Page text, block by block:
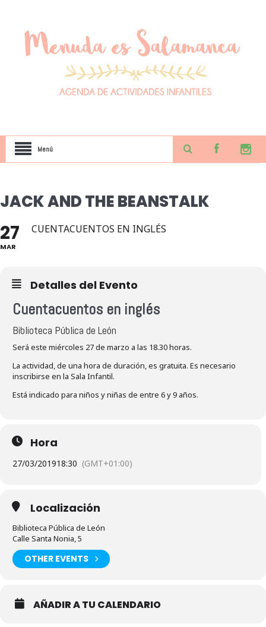
Menú
JACK AND THE BEANSTALK
27
MAR
CUENTACUENTOS EN INGLÉS
Detalles del Evento
Cuentacuentos en inglés
Biblioteca Pública de León
Será este miércoles 27 de marzo a las 18.30 horas.
La actividad, de una hora de duración, es gratuita. Es necesario
inscribirse en la Sala Infantil.
Está indicado para niños y niñas de entre 6 y 9 años.
Hora
27/03/201918:30 (GMT+01:00)
Localización
Biblioteca Pública de León
Calle Santa Nonia, 5
OTHER EVENTS
AÑADIR A TU CALENDARIO